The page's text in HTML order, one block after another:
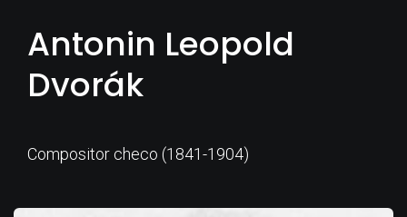
Antonin Leopold
Dvorák
Compositor checo (1841-1904)